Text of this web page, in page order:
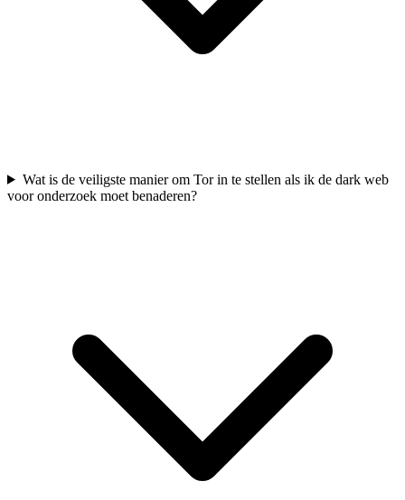
Wat is de veiligste manier om Tor in te stellen als ik de dark web
voor onderzoek moet benaderen?